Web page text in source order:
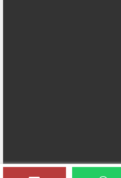
تاسو ته ضرورت وي نو رابطه